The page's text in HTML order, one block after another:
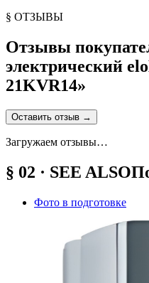
§ ОТЗЫВЫ
Отзывы
электрический
21KVR14»
Оставить отзыв →
Загружаем отзывы…
§ 02 · SEE ALSO
Фото в подготовке